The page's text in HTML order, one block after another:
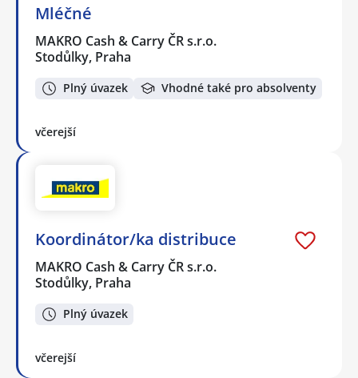
Mléčné
MAKRO Cash & Carry ČR s.r.o.
Stodůlky, Praha
Plný úvazek Vhodné také pro absolventy
včerejší
Koordinátor/ka distribuce
MAKRO Cash & Carry ČR s.r.o.
Stodůlky, Praha
Plný úvazek
včerejší